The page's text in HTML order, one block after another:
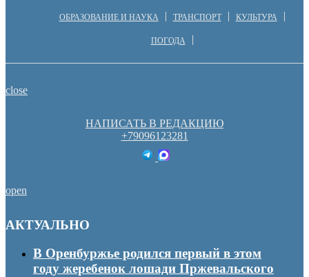
ОБРАЗОВАНИЕ И НАУКА ТРАНСПОРТ КУЛЬТУРА
ПОГОДА
close
НАПИСАТЬ В РЕДАКЦИЮ
+79096123281
open
АКТУАЛЬНО
В Оренбуржье родился первый в этом
году жеребенок лошади Пржевальского